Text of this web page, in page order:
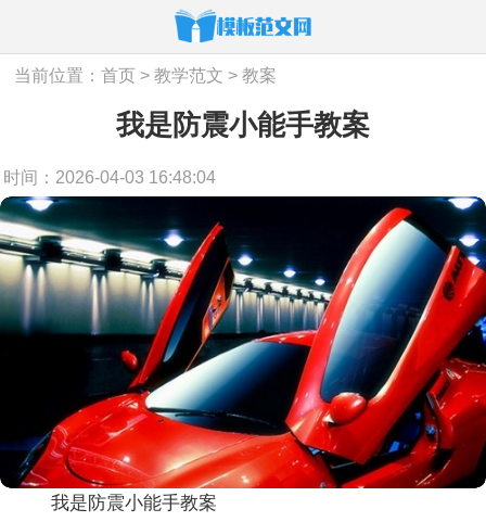
当前位置：首页 >教学范文 >教案
我是防震小能手教案
时间：2026-04-03 16:48:04
我是防震小能手教案